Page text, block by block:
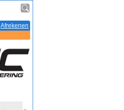
Afrekenen